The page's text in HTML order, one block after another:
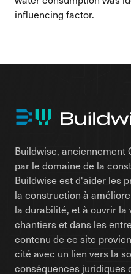
influencing factor.
Buildwise, anciennement
par le domaine de la
Buildwise est d'aider les
la construction à
la durabilité, et à ouvrir
chantiers et dans les
contenu de ce site
cité avec un lien vers la
conséquences juridiques